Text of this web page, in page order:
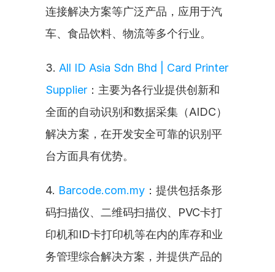
连接解决方案等广泛产品，应用于汽
车、食品饮料、物流等多个行业。
3. All ID Asia Sdn Bhd | Card Printer
Supplier ：主要为各行业提供创新和
全面的自动识别和数据采集（AIDC）
解决方案，在开发安全可靠的识别平
台方面具有优势。
4. Barcode.com.my ：提供包括条形
码扫描仪、二维码扫描仪、PVC卡打
印机和ID卡打印机等在内的库存和业
务管理综合解决方案，并提供产品的